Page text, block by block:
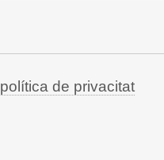
política de privacitat